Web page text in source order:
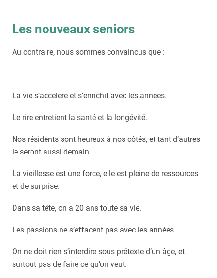
Les nouveaux seniors
Au contraire, nous sommes convaincus que :
La vie s’accélère et s’enrichit avec les années.
Le rire entretient la santé et la longévité.
Nos résidents sont heureux à nos côtés, et tant d’autres
le seront aussi demain.
La vieillesse est une force, elle est pleine de ressources
et de surprise.
Dans sa tête, on a 20 ans toute sa vie.
Les passions ne s’effacent pas avec les années.
On ne doit rien s’interdire sous prétexte d’un âge, et
surtout pas de faire ce qu’on veut.